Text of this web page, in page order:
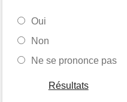
Oui
Non
Ne se prononce pas
Résultats